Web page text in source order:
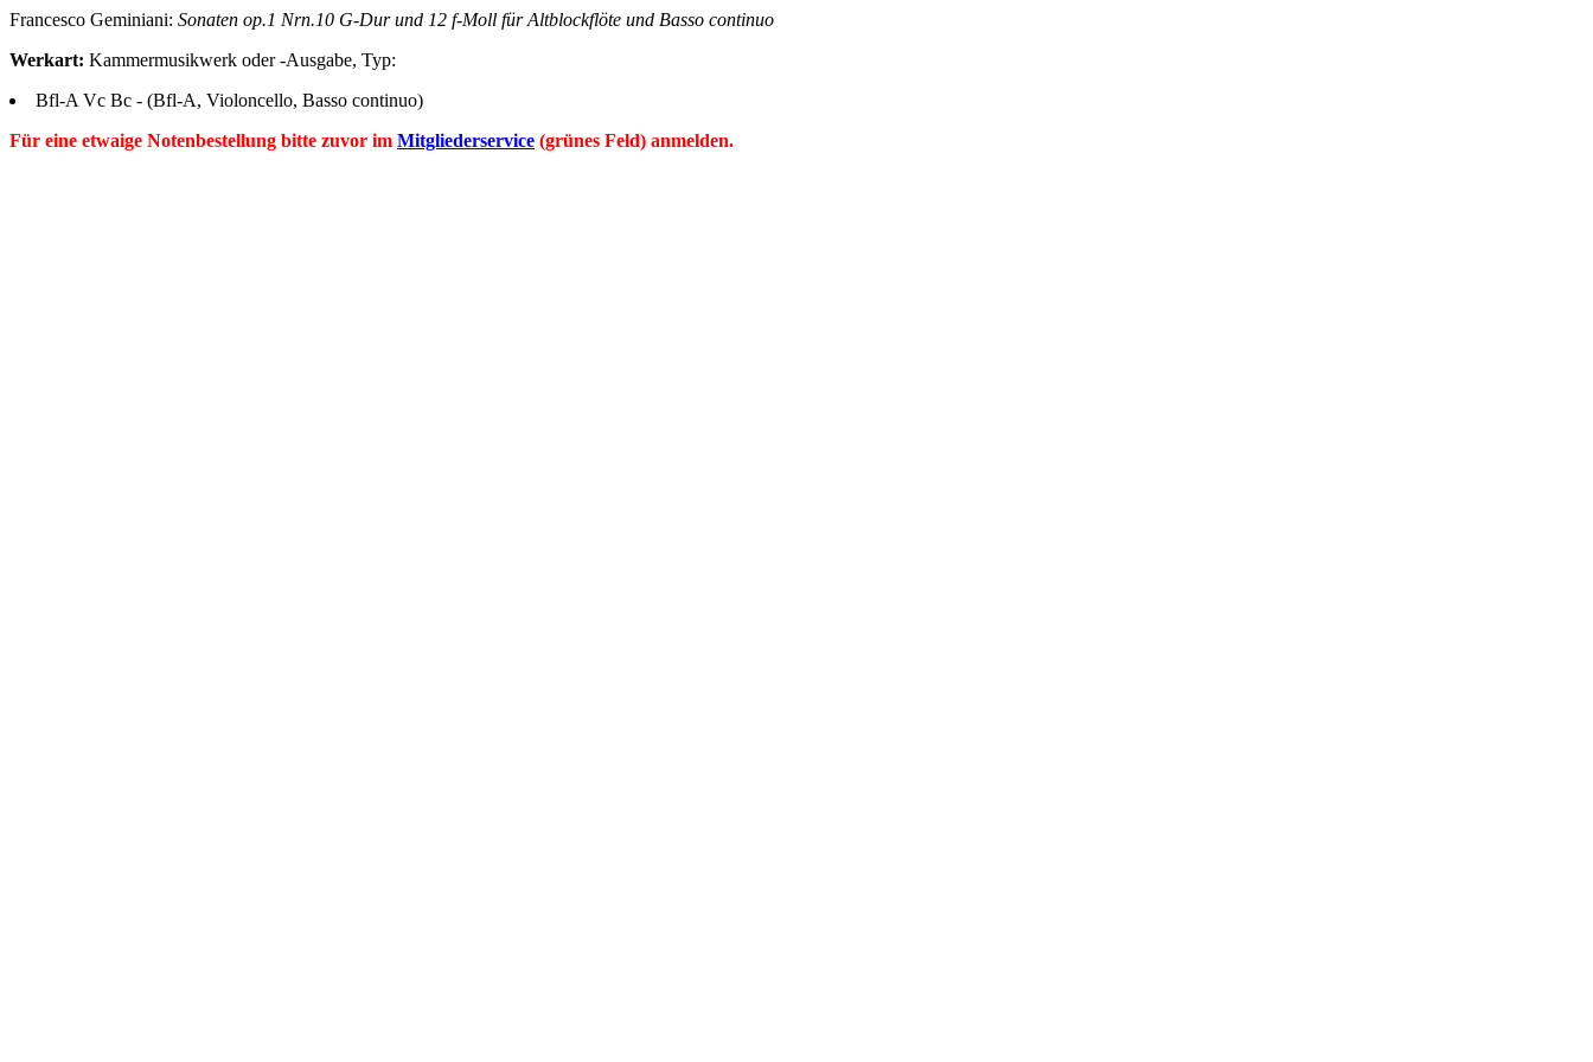
Francesco Geminiani: Sonaten op.1 Nrn.10 G-Dur und 12 f-Moll für Altblockflöte und Basso continuo
Werkart: Kammermusikwerk oder -Ausgabe, Typ:
Bfl-A Vc Bc - (Bfl-A, Violoncello, Basso continuo)
Für eine etwaige Notenbestellung bitte zuvor im Mitgliederservice (grünes Feld) anmelden.